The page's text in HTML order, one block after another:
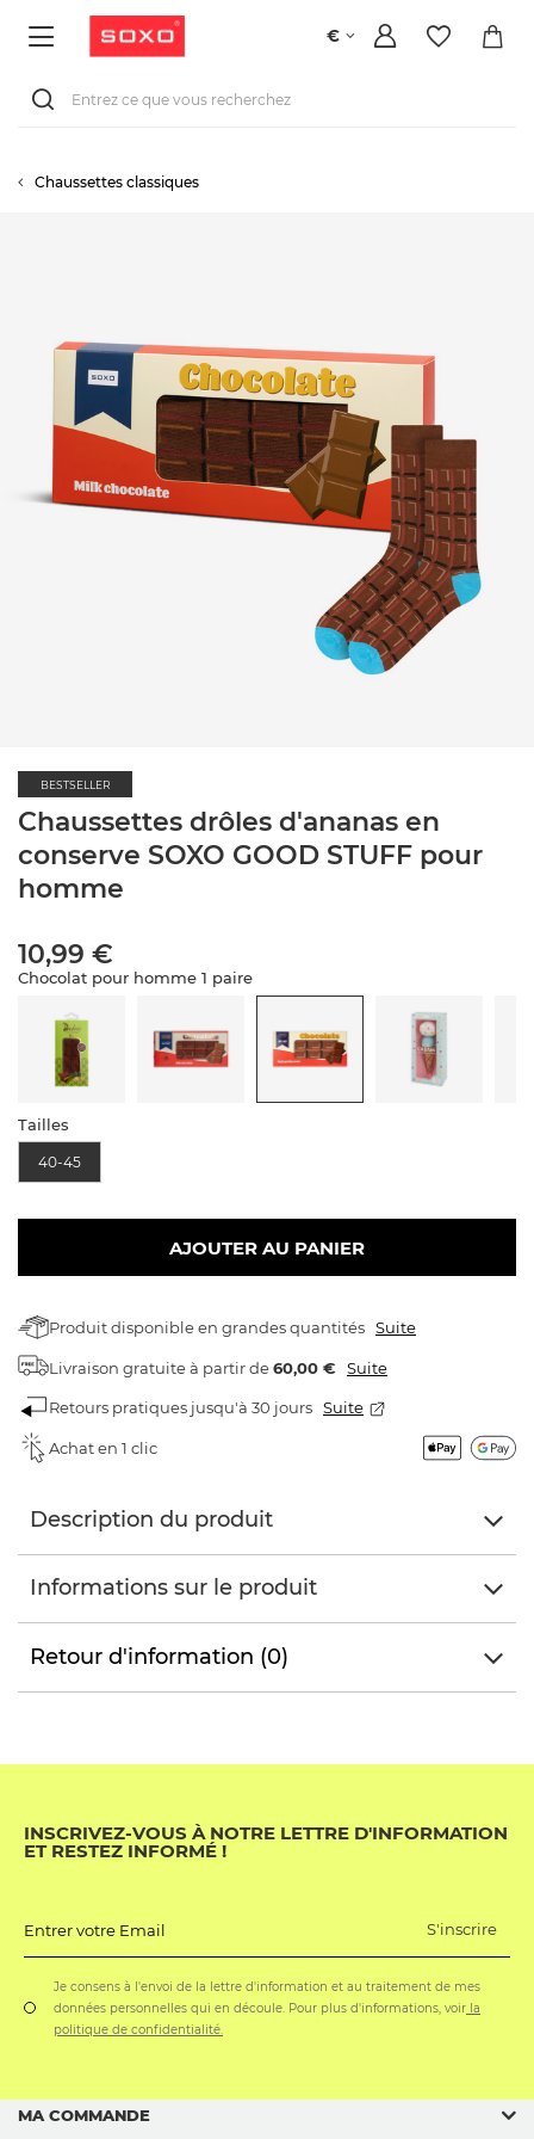
€
Chaussettes classiques
BESTSELLER
Chaussettes drôles d'ananas en
conserve SOXO GOOD STUFF pour
homme
10,99 €
Chocolat pour homme 1 paire
Tailles
40-45
AJOUTER AU PANIER
Produit disponible en grandes quantités Suite
Livraison gratuiteà partir de60,00 € Suite
Retours pratiques jusqu'à 30 jours Suite
Achat en 1 clic
Description du produit
Informations sur le produit
Retour d'information (0)
INSCRIVEZ-VOUS À NOTRE LETTRE D'INFORMATION
ET RESTEZ INFORMÉ !
Entrer votre Email S'inscrire
Je consens à l'envoi de la lettre d'information et au traitement de mes
données personnelles qui en découle. Pour plus d'informations, voir la
politique de confidentialité.
MA COMMANDE